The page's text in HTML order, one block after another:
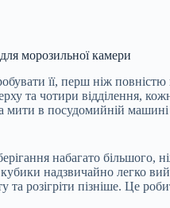
морозильної камери
її, перш ніж
та чотири відділення,
мити в посудомийній
набагато
надзвичайно легко
та розігріти пізніше.